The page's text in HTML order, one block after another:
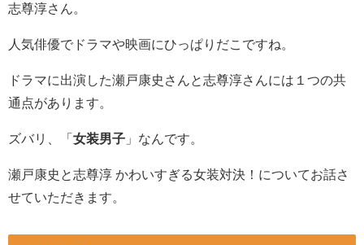
志尊淳さん。
人気俳優でドラマや映画にひっぱりだこですね。
ドラマに出演した瀬戸康史さんと志尊淳さんには１つの共
通点があります。
ズバリ、「 女装男子 」なんです。
瀬戸康史と志尊淳 かわいすぎる女装対決！についてお話さ
せていただきます。